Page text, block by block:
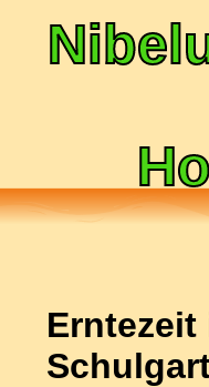
Erntezeit